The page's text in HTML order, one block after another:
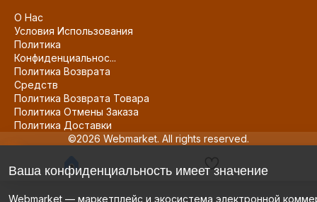
О Нас
Условия Использования
Политика
Конфиденциальнос...
Политика Возврата
Средств
Политика Возврата Товара
Политика Отмены Заказа
Политика Доставки
©2026 Webmarket. All rights reserved.
Ваша конфиденциальность имеет значение
Webmarket — маркетплейс и экосистема электронной